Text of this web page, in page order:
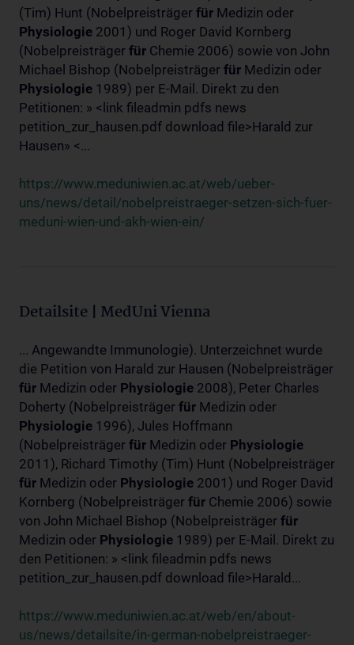
(Tim) Hunt (Nobelpreisträger für Medizin oder
Physiologie 2001) und Roger David Kornberg
(Nobelpreisträger für Chemie 2006) sowie von John
Michael Bishop (Nobelpreisträger für Medizin oder
Physiologie 1989) per E-Mail. Direkt zu den
Petitionen: » <link fileadmin pdfs news
petition_zur_hausen.pdf download file>Harald zur
Hausen» <...
https://www.meduniwien.ac.at/web/ueber-
uns/news/detail/nobelpreistraeger-setzen-sich-fuer-
meduni-wien-und-akh-wien-ein/
Detailsite | MedUni Vienna
... Angewandte Immunologie). Unterzeichnet wurde
die Petition von Harald zur Hausen (Nobelpreisträger
für Medizin oder Physiologie 2008), Peter Charles
Doherty (Nobelpreisträger für Medizin oder
Physiologie 1996), Jules Hoffmann
(Nobelpreisträger für Medizin oder Physiologie
2011), Richard Timothy (Tim) Hunt (Nobelpreisträger
für Medizin oder Physiologie 2001) und Roger David
Kornberg (Nobelpreisträger für Chemie 2006) sowie
von John Michael Bishop (Nobelpreisträger für
Medizin oder Physiologie 1989) per E-Mail. Direkt zu
den Petitionen: » <link fileadmin pdfs news
petition_zur_hausen.pdf download file>Harald...
https://www.meduniwien.ac.at/web/en/about-
us/news/detailsite/in-german-nobelpreistraeger-